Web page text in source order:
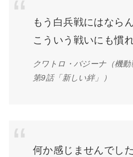
もう白兵戦にはなら
こういう戦いにも慣
クワトロ・バジーナ（機
第9話「新しい絆」）
何か感じませんでし